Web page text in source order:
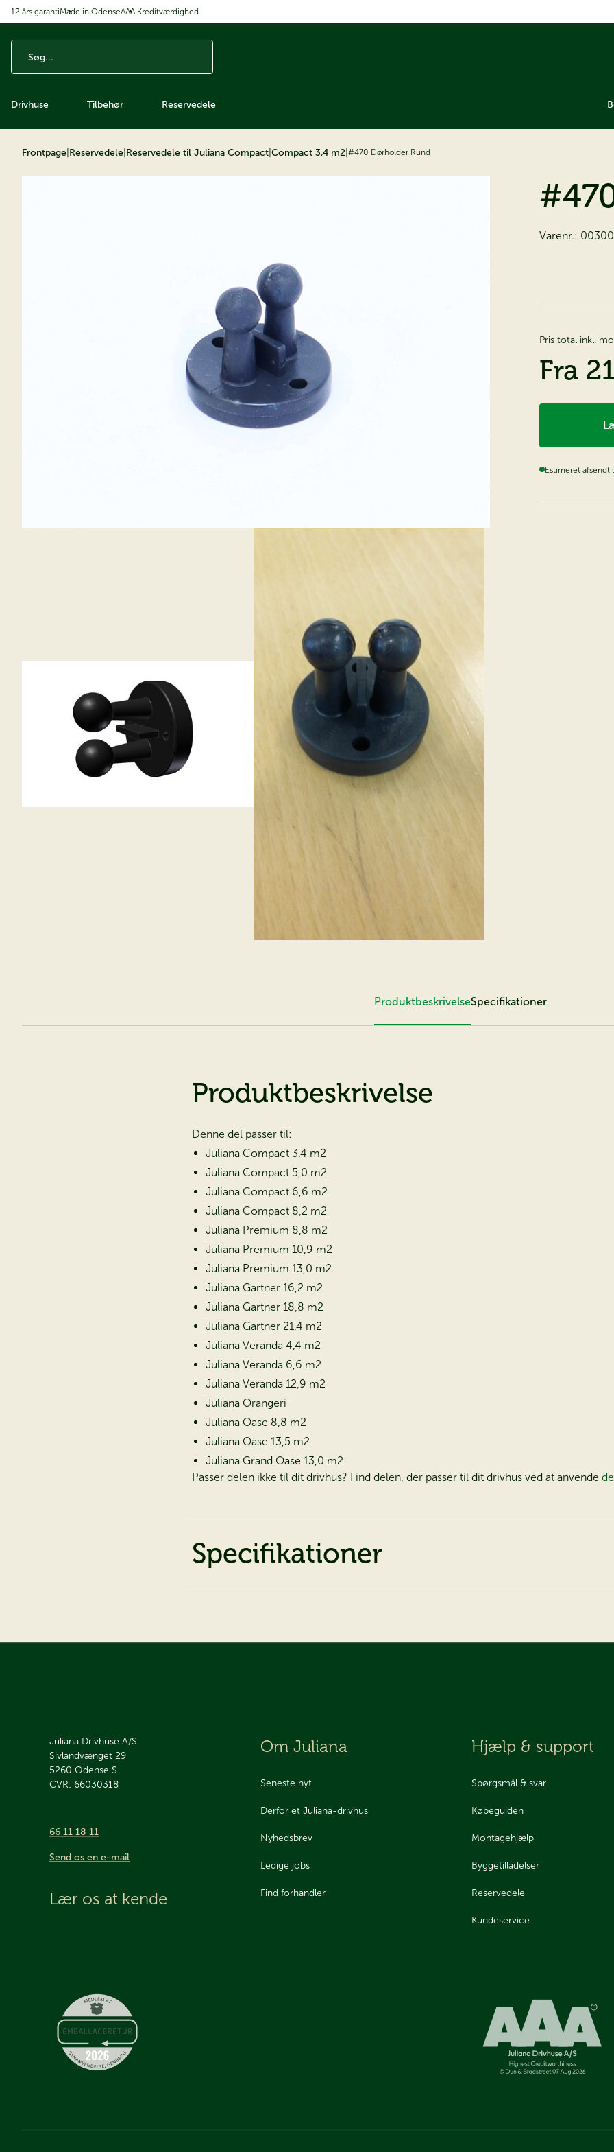
På jagt efter dit
drømmedrivhus?
Bestil vores nye Juliana katalog – helt gratis & find dit drivhus i dag.
Bestil kataloget
til indhold
12 års garantiMade in OdenseAAA Kreditværdighed
Drivhuse Tilbehør Reservedele
Frontpage Reservedele Reservedele til Juliana Compact Compact 3,4 m2 #470 Dørholder Rund
Varenr.:
Pris total inkl.
Fra
Estimeret afsendt
ProduktbeskrivelseSpecifikationer
Produktbeskrivelse
Denne del passer til:
Juliana Compact 3,4 m2
Juliana Compact 5,0 m2
Juliana Compact 6,6 m2
Juliana Compact 8,2 m2
Juliana Premium 8,8 m2
Juliana Premium 10,9 m2
Juliana Premium 13,0 m2
Juliana Gartner 16,2 m2
Juliana Gartner 18,8 m2
Juliana Gartner 21,4 m2
Juliana Veranda 4,4 m2
Juliana Veranda 6,6 m2
Juliana Veranda 12,9 m2
Juliana Orangeri
Juliana Oase 8,8 m2
Juliana Oase 13,5 m2
Juliana Grand Oase 13,0 m2
Passer delen ikke til dit drivhus? Find delen, der passer til dit drivhus ved at anvende
Specifikationer
Juliana Drivhuse A/S
Sivlandvænget 29
5260 Odense S
CVR: 66030318
66 11 18 11
Send os en e-mail
Lær os at kende
Om Juliana
Seneste nyt
Derfor et Juliana-drivhus
Nyhedsbrev
Ledige jobs
Find forhandler
Hjælp & support
Spørgsmål & svar
Købeguiden
Montagehjælp
Byggetilladelser
Reservedele
Kundeservice